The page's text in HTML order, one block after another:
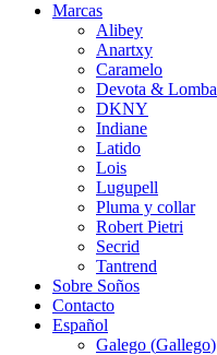
Marcas
Alibey
Anartxy
Caramelo
Devota & Lomba
DKNY
Indiane
Latido
Lois
Lugupell
Pluma y collar
Robert Pietri
Secrid
Tantrend
Sobre Soños
Contacto
Español
Galego (Gallego)